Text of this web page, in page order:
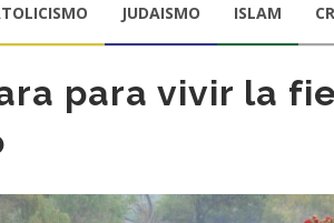
JUDAISMO ISLAM
para vivir la